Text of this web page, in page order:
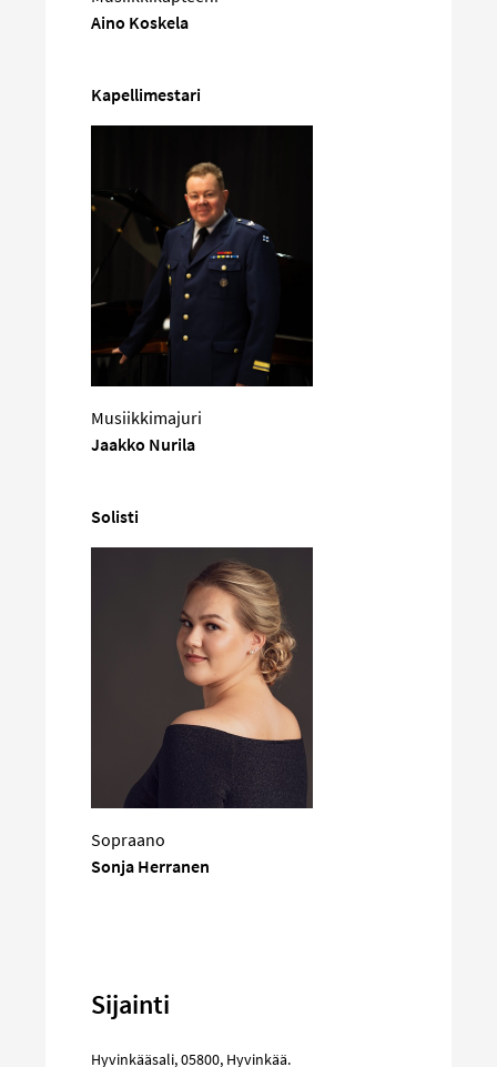
Aino Koskela
Kapellimestari
Musiikkimajuri
Jaakko Nurila
Solisti
Sopraano
Sonja Herranen
Sijainti
Hyvinkääsali,05800, Hyvinkää.